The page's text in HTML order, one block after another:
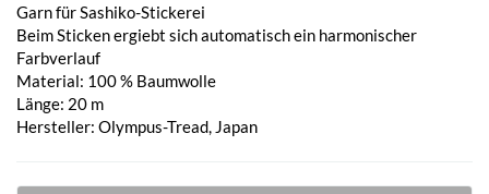
Garn für Sashiko-Stickerei
Beim Sticken ergiebt sich automatisch ein harmonischer
Farbverlauf
Material: 100 % Baumwolle
Länge: 20 m
Hersteller: Olympus-Tread, Japan